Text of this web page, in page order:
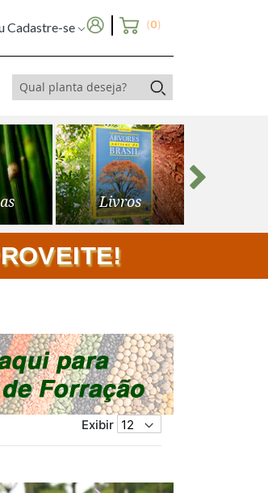
Cadastre-se (0)
Livros
Exibir